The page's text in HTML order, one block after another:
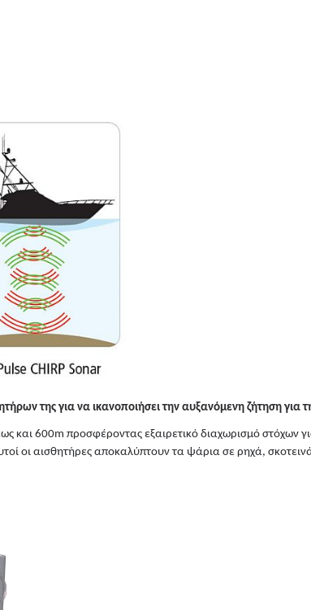
της για να ικανοποιήσει την αυξανόμενη ζήτηση
και 600m προσφέροντας εξαιρετικό διαχωρισμό
οι αισθητήρες αποκαλύπτουν τα ψάρια σε ρηχά,